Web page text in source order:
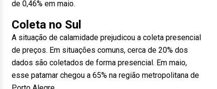
de 0,46% em maio.
Coleta no Sul
A situação de calamidade prejudicou a coleta presencial
de preços. Em situações comuns, cerca de 20% dos
dados são coletados de forma presencial. Em maio,
esse patamar chegou a 65% na região metropolitana de